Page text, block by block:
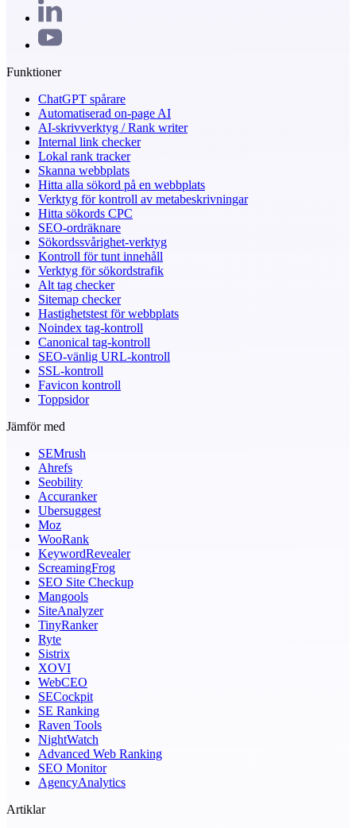
Funktioner
ChatGPT spårare
Automatiserad on-page AI
AI-skrivverktyg / Rank writer
Internal link checker
Lokal rank tracker
Skanna webbplats
Hitta alla sökord på en webbplats
Verktyg för kontroll av metabeskrivningar
Hitta sökords CPC
SEO-ordräknare
Sökordssvårighet-verktyg
Kontroll för tunt innehåll
Verktyg för sökordstrafik
Alt tag checker
Sitemap checker
Hastighetstest för webbplats
Noindex tag-kontroll
Canonical tag-kontroll
SEO-vänlig URL-kontroll
SSL-kontroll
Favicon kontroll
Toppsidor
Jämför med
SEMrush
Ahrefs
Seobility
Accuranker
Ubersuggest
Moz
WooRank
KeywordRevealer
ScreamingFrog
SEO Site Checkup
Mangools
SiteAnalyzer
TinyRanker
Ryte
Sistrix
XOVI
WebCEO
SECockpit
SE Ranking
Raven Tools
NightWatch
Advanced Web Ranking
SEO Monitor
AgencyAnalytics
Artiklar